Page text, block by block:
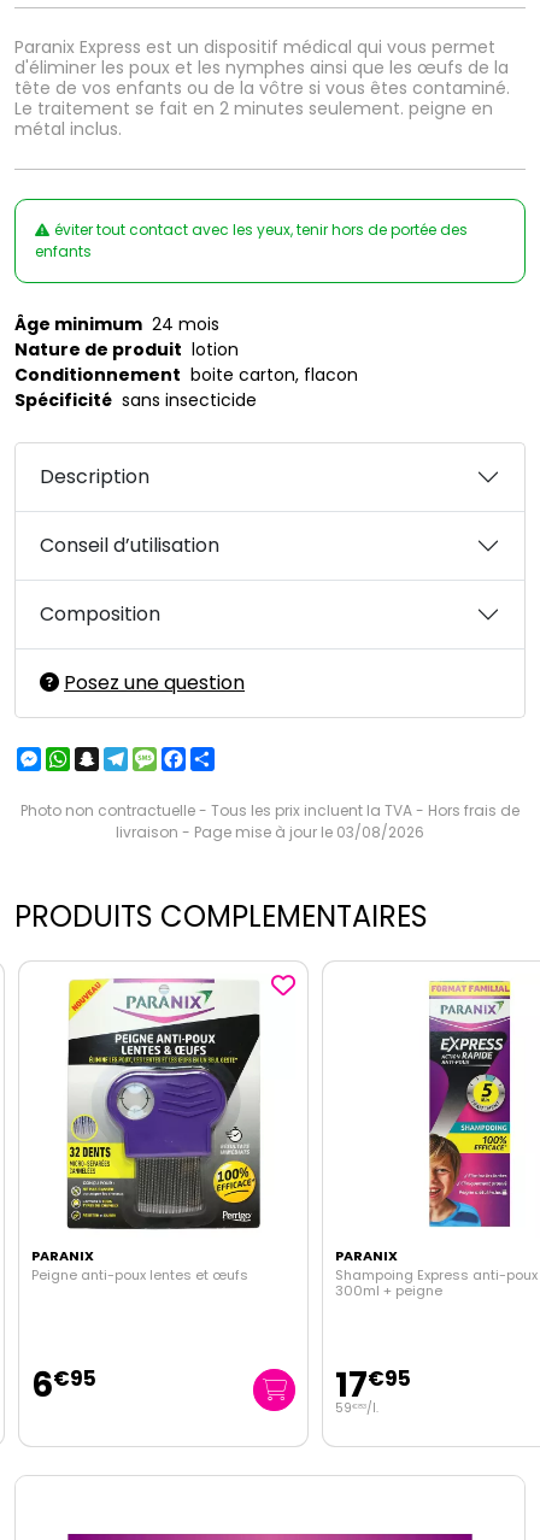
Paranix Express est un dispositif médical qui vous permet
d'éliminer les poux et les nymphes ainsi que les œufs de la
tête de vos enfants ou de la vôtre si vous êtes contaminé.
Le traitement se fait en 2 minutes seulement. peigne en
métal inclus.
éviter tout contact avec les yeux, tenir hors de portée des
enfants
Âge minimum 24 mois
Nature de produit lotion
Conditionnement boite carton, flacon
Spécificité sans insecticide
Description
Conseil d’utilisation
Composition
Posez une question
Messenger
WhatsApp
Snapchat
Telegram
MessageFacebook
Photo non contractuelle - Tous les prix incluent la TVA - Hors frais de
livraison - Page mise à jour le 03/08/2026
PRODUITS COMPLEMENTAIRES
PARANIX
Peigne anti-poux lentes et œufs
6€95
PARANIX
Shampoing Express anti-
300ml + peigne
17€95
59€83/l.